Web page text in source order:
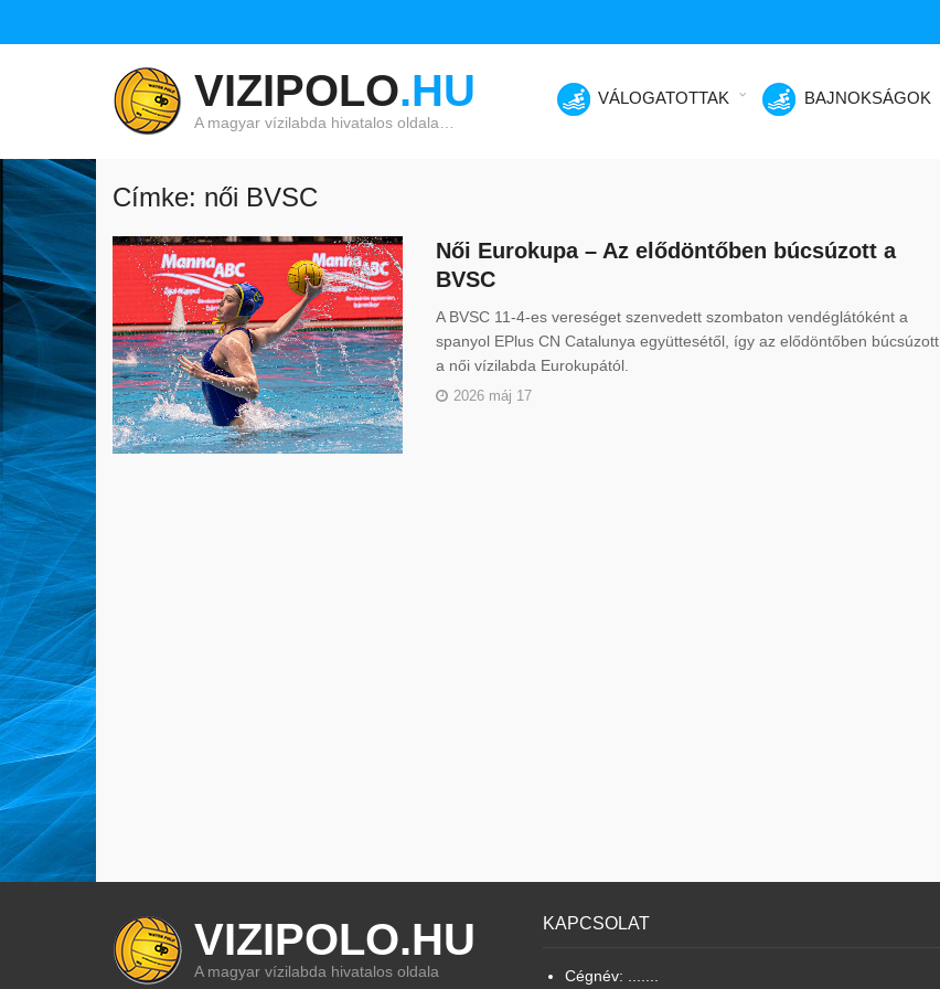
VIZIPOLO.HU
A magyar vízilabda hivatalos oldala…
VÁLOGATOTTAK BAJNOKSÁGOK
Címke: női BVSC
Női Eurokupa – Az elődöntőben búcsúzott a
BVSC
A BVSC 11-4-es vereséget szenvedett szombaton vendéglátóként a
spanyol EPlus CN Catalunya együttesétől, így az elődöntőben búcsúzott
a női vízilabda Eurokupától.
2026 máj 17
VIZIPOLO.HU
A magyar vízilabda hivatalos oldala
KAPCSOLAT
Cégnév: .......